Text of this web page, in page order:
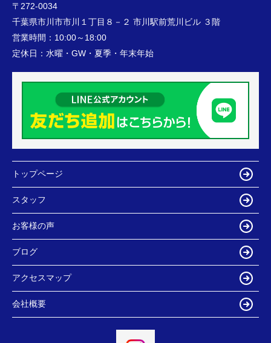
〒272-0034
千葉県市川市市川１丁目８－２ 市川駅前荒川ビル ３階
営業時間： 10:00～18:00
定休日： 水曜・GW・夏季・年末年始
トップページ
スタッフ
お客様の声
ブログ
アクセスマップ
会社概要